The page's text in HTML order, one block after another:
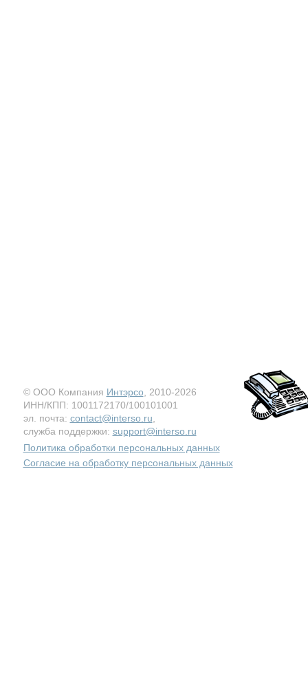
© ООО Компания Интэрсо , 2010-2026
ИНН/КПП: 1001172170/100101001
эл. почта: contact@interso.ru
служба поддержки: support@interso.ru
Политика обработки персональных данных
Согласие на обработку персональных данных